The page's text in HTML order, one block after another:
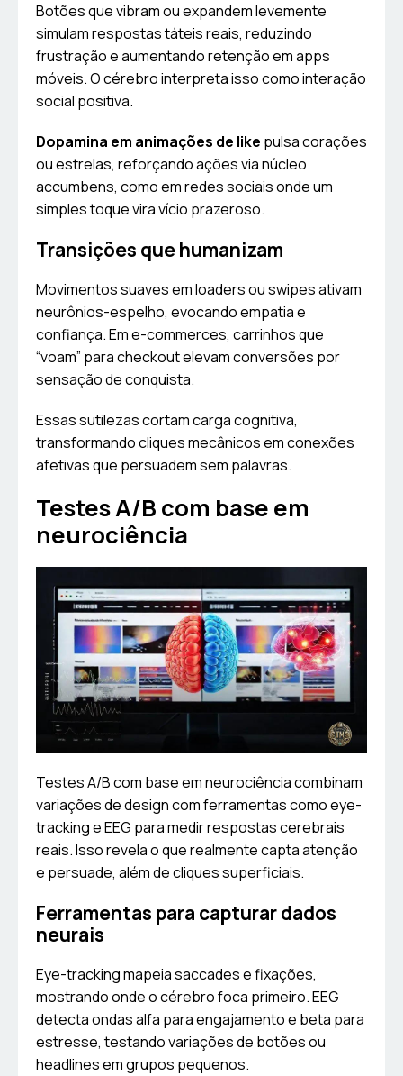
Botões que vibram ou expandem levemente
simulam respostas táteis reais, reduzindo
frustração e aumentando retenção em apps
móveis. O cérebro interpreta isso como interação
social positiva.
Dopamina em animações de like pulsa corações
ou estrelas, reforçando ações via núcleo
accumbens, como em redes sociais onde um
simples toque vira vício prazeroso.
Transições que humanizam
Movimentos suaves em loaders ou swipes ativam
neurônios-espelho, evocando empatia e
confiança. Em e-commerces, carrinhos que
“voam” para checkout elevam conversões por
sensação de conquista.
Essas sutilezas cortam carga cognitiva,
transformando cliques mecânicos em conexões
afetivas que persuadem sem palavras.
Testes A/B com base em
neurociência
Testes A/B com base em neurociência combinam
variações de design com ferramentas como eye-
tracking e EEG para medir respostas cerebrais
reais. Isso revela o que realmente capta atenção
e persuade, além de cliques superficiais.
Ferramentas para capturar dados
neurais
Eye-tracking mapeia saccades e fixações,
mostrando onde o cérebro foca primeiro. EEG
detecta ondas alfa para engajamento e beta para
estresse, testando variações de botões ou
headlines em grupos pequenos.